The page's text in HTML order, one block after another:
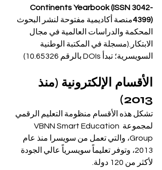
Continents Yearbook (ISSN 3042-
4399)منصة أكاديمية مفتوحة لنشر البحوث
المحكمة والدراسات العالمية في مجال
الابتكار.(مسجلة في المكتبة الوطنية
السويسرية؛ تبدأ DOIs بالرقم 10.65326)
الأقسام الإلكترونية (منذ
2013)
تشكل هذه الأقسام منظومة التعليم الرقمي
لمجموعة VBNN Smart Education
Group، والتي تعمل من سويسرا منذ عام
2013، وتوفر تعليماً سويسرياً عالي الجودة
لأكثر من 120 دولة.